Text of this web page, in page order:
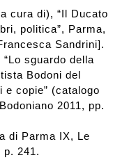
cura di), “Il Ducato
politica”, Parma,
Sandrini].
sguardo della
Bodoni del
copie” (catalogo
2011, pp.
di Parma IX, Le
p. 241.